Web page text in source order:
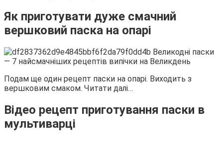
Як приготувати дуже смачний
вершковий паска на опарі
Подам ще один рецепт паски на опарі. Виходить з
вершковим смаком. Читати далі…
Відео рецепт приготування паски в
мультиварці